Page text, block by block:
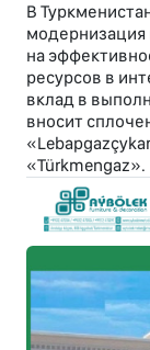
В
модернизация
на
ресурсов в
вклад в
вносит
«Türkmengaz».